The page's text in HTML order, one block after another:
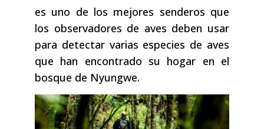
es uno de los mejores senderos que
los observadores de aves deben usar
para detectar varias especies de aves
que han encontrado su hogar en el
bosque de Nyungwe.